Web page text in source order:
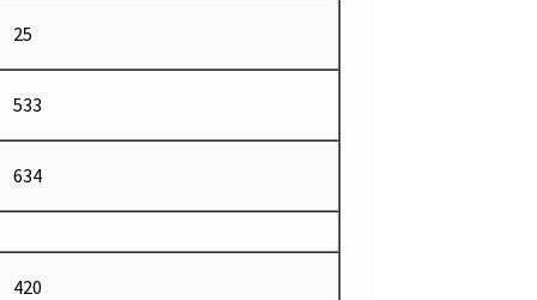
25
533
634
420